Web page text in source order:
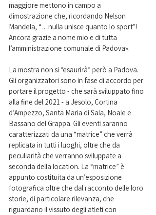
maggiore mettono in campo a
dimostrazione che, ricordando Nelson
Mandela, “…nulla unisce quanto lo sport”!
Ancora grazie a nome mio e di tutta
l’amministrazione comunale di Padova».
La mostra non si “esaurirà” però a Padova.
Gli organizzatori sono in fase di accordo per
portare il progetto - che sarà sviluppato fino
alla fine del 2021 - a Jesolo, Cortina
d’Ampezzo, Santa Maria di Sala, Noale e
Bassano del Grappa. Gli eventi saranno
caratterizzati da una “matrice” che verrà
replicata in tutti i luoghi, oltre che da
peculiarità che verranno sviluppate a
seconda della location. La “matrice” è
appunto costituita da un’esposizione
fotografica oltre che dal racconto delle loro
storie, di particolare rilevanza, che
riguardano il vissuto degli atleti con